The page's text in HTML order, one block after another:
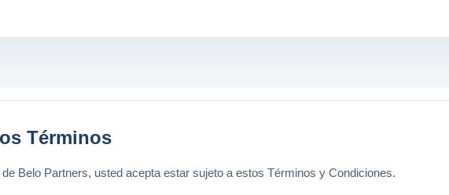
Términos
Belo Partners, usted acepta estar sujeto a estos Términos y Condiciones.